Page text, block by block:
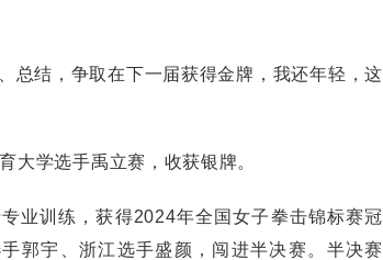
结，争取在下一届获得金牌，我还年轻，这
学选手禹立赛，收获银牌。
训练，获得2024年全国女子拳击锦标赛冠
郭宇、浙江选手盛颜，闯进半决赛。半决赛